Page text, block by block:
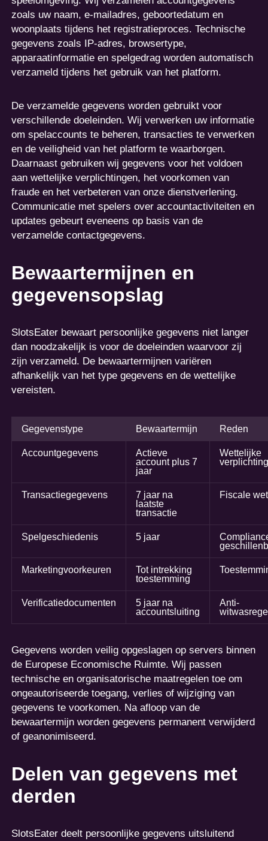
zoals uw naam, e-mailadres, geboortedatum en
woonplaats tijdens het registratieproces. Technische
gegevens zoals IP-adres, browsertype,
apparaatinformatie en spelgedrag worden automatisch
verzameld tijdens het gebruik van het platform.
De verzamelde gegevens worden gebruikt voor
verschillende doeleinden. Wij verwerken uw informatie
om spelaccounts te beheren, transacties te verwerken
en de veiligheid van het platform te waarborgen.
Daarnaast gebruiken wij gegevens voor het voldoen
aan wettelijke verplichtingen, het voorkomen van
fraude en het verbeteren van onze dienstverlening.
Communicatie met spelers over accountactiviteiten en
updates gebeurt eveneens op basis van de
verzamelde contactgegevens.
Bewaartermijnen en
gegevensopslag
SlotsEater bewaart persoonlijke gegevens niet langer
dan noodzakelijk is voor de doeleinden waarvoor zij
zijn verzameld. De bewaartermijnen variëren
afhankelijk van het type gegevens en de wettelijke
vereisten.
Gegevenstype Bewaartermijn Reden
Accountgegevens
Actieve
account plus 7
jaar
Wettelijke
Transactiegegevens
7 jaar na
laatste
transactie
Fiscale
Spelgeschiedenis 5 jaar
Marketingvoorkeuren
Tot intrekking
toestemming
Verificatiedocumenten
5 jaar na
accountsluiting
Anti-
Gegevens worden veilig opgeslagen op servers binnen
de Europese Economische Ruimte. Wij passen
technische en organisatorische maatregelen toe om
ongeautoriseerde toegang, verlies of wijziging van
gegevens te voorkomen. Na afloop van de
bewaartermijn worden gegevens permanent verwijderd
of geanonimiseerd.
Delen van gegevens met
derden
SlotsEater deelt persoonlijke gegevens uitsluitend